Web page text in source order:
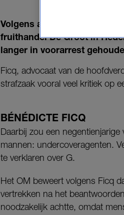
Volgens advocaat
fruithandel De Groot in
langer in voorarrest
Ficq, advocaat van de
strafzaak vooral veel kritiek op
BÉNÉDICTE FICQ
Daarbij zou een
mannen: undercoveragenten.
te verklaren over G.
Het OM beweert volgens Ficq
vertrekken na het
noodzakelijk achtte, omdat